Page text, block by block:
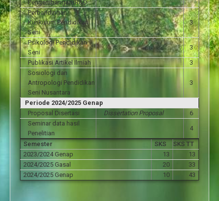
Pengembangan/R&D
Perbandingan
Kurikulum Pendidikan
Seni
3
Psikologi Pendidikan
Seni
3
Publikasi Artikel Ilmiah
3
Sosiologi dan
Antropologi Pendidikan
Seni Nusantara
3
Periode 2024/2025 Genap
Proposal Disertasi
Dissertation Proposal
6
Seminar data hasil
Penelitian
4
Semester SKS
SKS TT
2023/2024 Genap
13
13
2024/2025 Gasal
20
33
2024/2025 Genap
10 43